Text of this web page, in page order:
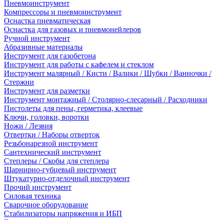
Пневмоинструмент
Компрессоры и пневмоинструмент
Оснастка пневматическая
Оснастка для газовых и пневмонейлеров
Ручной инструмент
Абразивные материалы
Инструмент для газобетона
Инструмент для работы с кафелем и стеклом
Инструмент малярный / Кисти / Валики / Шубки / Ванночки /
Стержни
Инструмент для разметки
Инструмент монтажный / Столярно-слесарный / Расходники
Пистолеты для пены, герметика, клеевые
Ключи, головки, воротки
Ножи / Лезвия
Отвертки / Наборы отверток
Резьбонарезной инструмент
Сантехнический инструмент
Степлеры / Скобы для степлера
Шарнирно-губцевый инструмент
Штукатурно-отделочный инструмент
Прочий инструмент
Силовая техника
Сварочное оборудование
Стабилизаторы напряжения и ИБП